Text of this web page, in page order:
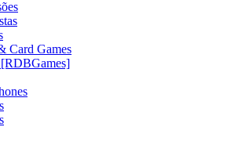
Card Games